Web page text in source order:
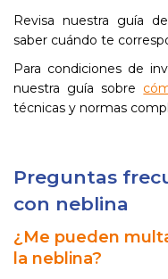
Revisa nuestra guía de
saber cuándo te
Para condiciones de
nuestra guía sobre
técnicas y normas
Preguntas
con neblina
¿Me pueden
la neblina?